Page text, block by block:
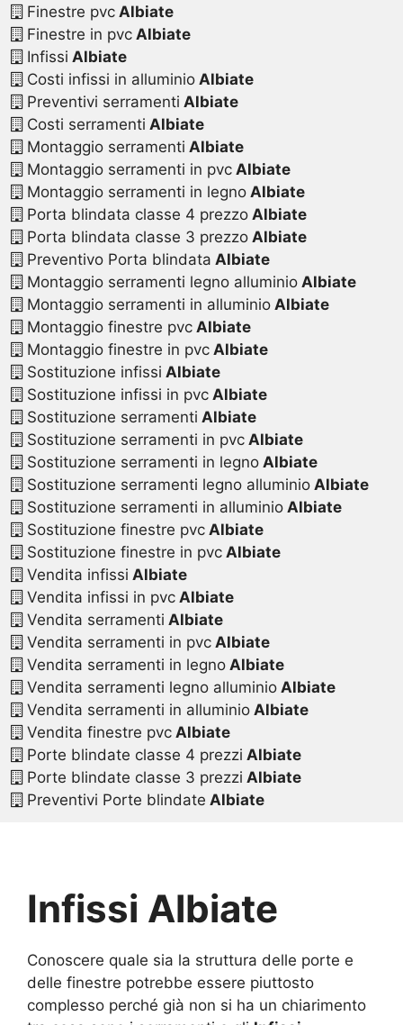
Finestre pvcAlbiate
Finestre in pvcAlbiate
Infissi Albiate
Costi infissi in alluminioAlbiate
Preventivi serramenti Albiate
Costi serramenti Albiate
Montaggio serramenti Albiate
Montaggio serramenti in pvcAlbiate
Montaggio serramenti in legnoAlbiate
Porta blindata classe 4 prezzoAlbiate
Porta blindata classe 3 prezzoAlbiate
Preventivo Porta blindata Albiate
Montaggio serramenti legno alluminioAlbiate
Montaggio serramenti in alluminioAlbiate
Montaggio finestre pvcAlbiate
Montaggio finestre in pvcAlbiate
Sostituzione infissi Albiate
Sostituzione infissi in pvcAlbiate
Sostituzione serramenti Albiate
Sostituzione serramenti in pvcAlbiate
Sostituzione serramenti in legnoAlbiate
Sostituzione serramenti legno alluminioAlbiate
Sostituzione serramenti in alluminioAlbiate
Sostituzione finestre pvcAlbiate
Sostituzione finestre in pvcAlbiate
Vendita infissi Albiate
Vendita infissi in pvcAlbiate
Vendita serramenti Albiate
Vendita serramenti in pvcAlbiate
Vendita serramenti in legnoAlbiate
Vendita serramenti legno alluminioAlbiate
Vendita serramenti in alluminioAlbiate
Vendita finestre pvcAlbiate
Porte blindate classe 4 prezzi Albiate
Porte blindate classe 3 prezzi Albiate
Preventivi Porte blindate Albiate
Infissi Albiate
Conoscere quale sia la struttura delle porte e
delle finestre potrebbe essere piuttosto
complesso perché già non si ha un chiarimento